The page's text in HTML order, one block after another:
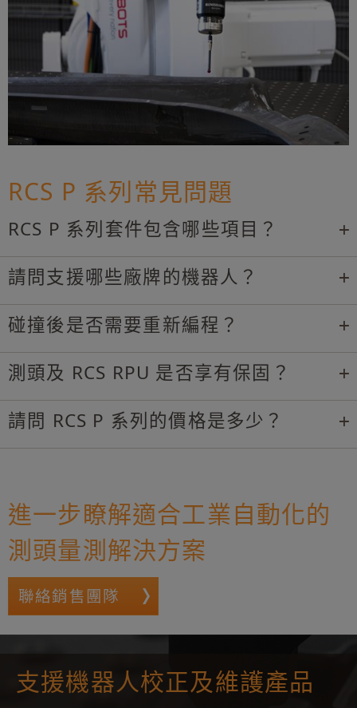
RCS P 系列常見問題
RCS P 系列套件包含哪些項目？
請問支援哪些廠牌的機器人？
碰撞後是否需要重新編程？
測頭及 RCS RPU 是否享有保固？
請問 RCS P 系列的價格是多少？
進一步瞭解適合工業自動化的
測頭量測解決方案
聯絡銷售團隊
支援機器人校正及維護產品